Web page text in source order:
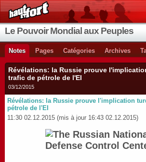
Le Pouvoir Mondial aux Peuples
Notes Pages Catégories Archives
Révélations: la Russie prouve
trafic de pétrole de l'EI
03/12/2015
Révélations: la Russie prouve l'implication
pétrole de l'EI
11:30 02.12.2015 (mis à jour 16:43 02.12.2015)